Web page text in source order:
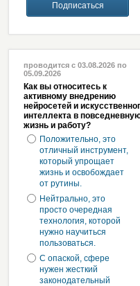
проводится с 03.08.2026 по
05.09.2026
Как вы относитесь к
активному внедрению
нейросетей и
интеллекта в
жизнь и работу?
Положительно, это
отличный инструмент,
который упрощает
жизнь и освобождает
от рутины.
Нейтрально, это
просто очередная
технология, которой
нужно научиться
пользоваться.
С опаской, сфере
нужен жесткий
законодательный